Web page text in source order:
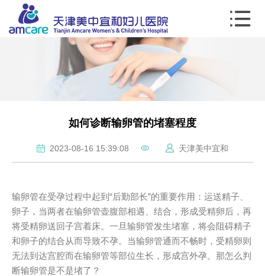
如何诊断输卵管的堵塞程度
2023-08-16 15:39:08 天津美中宜和
输卵管在受孕过程中起到“后勤部长”的重要作用：运送精子、
卵子，当两者在输卵管壶腹部相遇、结合，形成受精卵后，再
将受精卵送回子宫着床。一旦输卵管发生堵塞，将会阻碍精子
和卵子的结合从而导致不孕。当输卵管通而不畅时，受精卵则
无法到达宫腔而在输卵管等部位生长，形成宫外孕。那怎么判
断输卵管是不是堵了？